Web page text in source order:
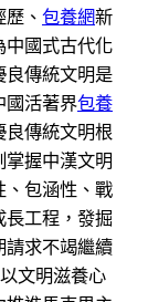
、 包養網新
中國式古代化
良傳統文明是
國活著界包養
傳統文明根
掌握中漢文明
、包涵性、戰
工程，發掘
請求不竭繼續
文明滋養心